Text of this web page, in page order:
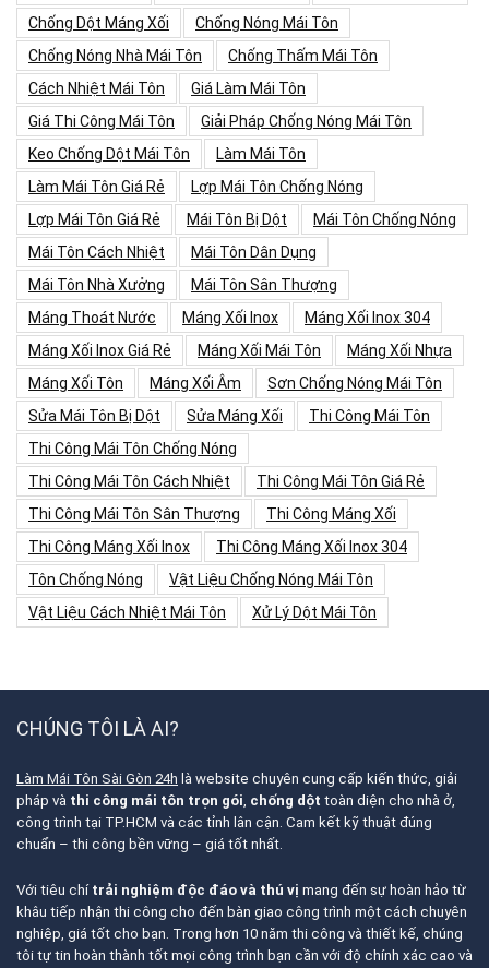
Chống Dột Máng Xối
Chống Nóng Mái Tôn
Chống Nóng Nhà Mái Tôn
Chống Thấm Mái Tôn
Cách Nhiệt Mái Tôn
Giá Làm Mái Tôn
Giá Thi Công Mái Tôn
Giải Pháp Chống Nóng Mái Tôn
Keo Chống Dột Mái Tôn
Làm Mái Tôn
Làm Mái Tôn Giá Rẻ
Lợp Mái Tôn Chống Nóng
Lợp Mái Tôn Giá Rẻ
Mái Tôn Bị Dột
Mái Tôn Chống Nóng
Mái Tôn Cách Nhiệt
Mái Tôn Dân Dụng
Mái Tôn Nhà Xưởng
Mái Tôn Sân Thượng
Máng Thoát Nước
Máng Xối Inox
Máng Xối Inox 304
Máng Xối Inox Giá Rẻ
Máng Xối Mái Tôn
Máng Xối Nhựa
Máng Xối Tôn
Máng Xối Âm
Sơn Chống Nóng Mái Tôn
Sửa Mái Tôn Bị Dột
Sửa Máng Xối
Thi Công Mái Tôn
Thi Công Mái Tôn Chống Nóng
Thi Công Mái Tôn Cách Nhiệt
Thi Công Mái Tôn Giá Rẻ
Thi Công Mái Tôn Sân Thượng
Thi Công Máng Xối
Thi Công Máng Xối Inox
Thi Công Máng Xối Inox 304
Tôn Chống Nóng
Vật Liệu Chống Nóng Mái Tôn
Vật Liệu Cách Nhiệt Mái Tôn
Xử Lý Dột Mái Tôn
CHÚNG TÔI LÀ AI?
Làm Mái Tôn Sài Gòn 24h là website chuyên cung cấp kiến thức, giải
pháp và thi công mái tôn trọn gói, chống dột toàn diện cho nhà ở,
công trình tại TP.HCM và các tỉnh lân cận. Cam kết kỹ thuật đúng
chuẩn – thi công bền vững – giá tốt nhất.
Với tiêu chí trải nghiệm độc đáo và thú vị mang đến sự hoàn hảo từ
khâu tiếp nhận thi công cho đến bàn giao công trình một cách chuyên
nghiệp, giá tốt cho bạn. Trong hơn 10 năm thi công và thiết kế, chúng
tôi tự tin hoàn thành tốt mọi công trình bạn cần với độ chính xác cao và